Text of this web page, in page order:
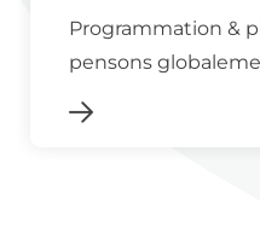
Programmation &
pensons